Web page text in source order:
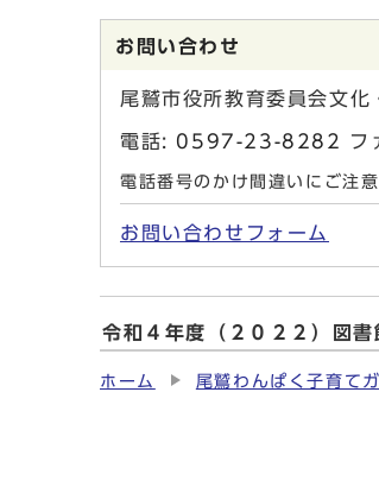
お問い合わせ
尾鷲市役所教育委員会文化
電話: 0597-23-8282
電話番号のかけ間違いにご注意
お問い合わせフォーム
令和４年度（２０２２）図
ホーム 尾鷲わんぱく子育て